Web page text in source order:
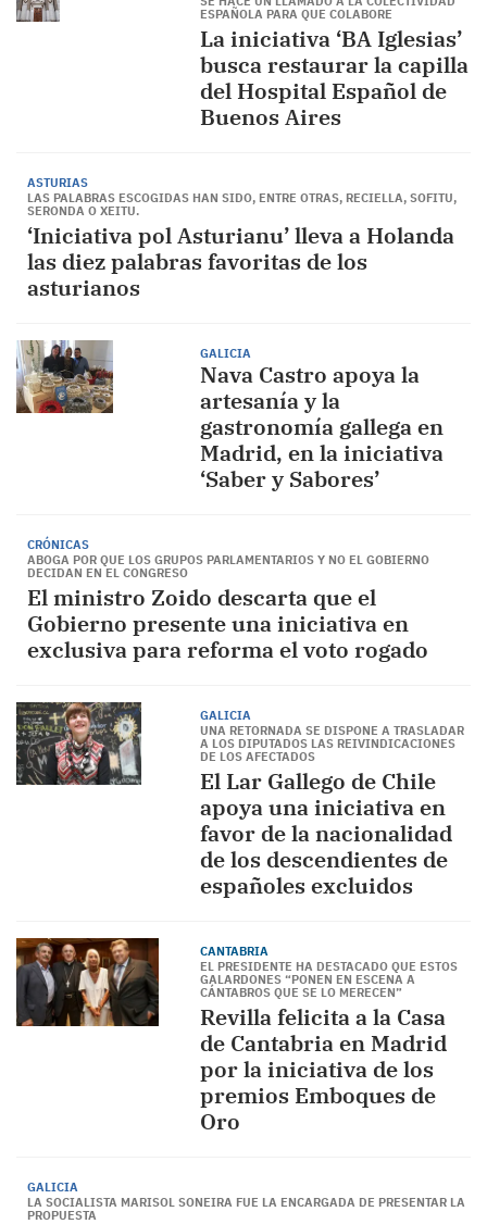
ESPAÑOLA PARA QUE COLABORE
La iniciativa ‘BA Iglesias’
busca restaurar la capilla
del Hospital Español de
Buenos Aires
ASTURIAS
LAS PALABRAS ESCOGIDAS HAN SIDO, ENTRE OTRAS, RECIELLA, SOFITU,
SERONDA O XEITU.
‘Iniciativa pol Asturianu’ lleva a Holanda
las diez palabras favoritas de los
asturianos
GALICIA
Nava Castro apoya la
artesanía y la
gastronomía gallega en
Madrid, en la iniciativa
‘Saber y Sabores’
CRÓNICAS
ABOGA POR QUE LOS GRUPOS PARLAMENTARIOS Y NO EL GOBIERNO
DECIDAN EN EL CONGRESO
El ministro Zoido descarta que el
Gobierno presente una iniciativa en
exclusiva para reforma el voto rogado
GALICIA
UNA RETORNADA SE DISPONE A TRASLADAR
A LOS DIPUTADOS LAS REIVINDICACIONES
DE LOS AFECTADOS
El Lar Gallego de Chile
apoya una iniciativa en
favor de la nacionalidad
de los descendientes de
españoles excluidos
CANTABRIA
EL PRESIDENTE HA DESTACADO QUE ESTOS
GALARDONES “PONEN EN ESCENA A
CÁNTABROS QUE SE LO MERECEN”
Revilla felicita a la Casa
de Cantabria en Madrid
por la iniciativa de los
premios Emboques de
Oro
GALICIA
LA SOCIALISTA MARISOL SONEIRA FUE LA ENCARGADA DE PRESENTAR LA
PROPUESTA